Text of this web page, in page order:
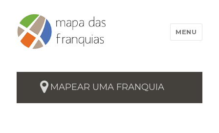
MENU
MAPEAR UMA FRANQUIA